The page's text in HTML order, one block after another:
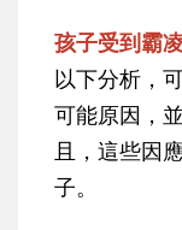
孩子受到霸
以下分析，
可能原因，
且，這些因
子。